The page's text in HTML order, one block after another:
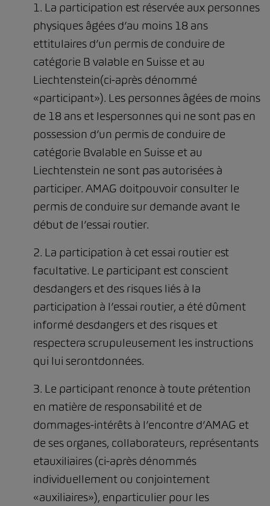
1. La participation est réservée aux personnes
physiques âgées d’au moins 18 ans
ettitulaires d’un permis de conduire de
catégorie B valable en Suisse et au
Liechtenstein(ci-après dénommé
«participant»). Les personnes âgées de moins
de 18 ans et lespersonnes qui ne sont pas en
possession d’un permis de conduire de
catégorie Bvalable en Suisse et au
Liechtenstein ne sont pas autorisées à
participer. AMAG doitpouvoir consulter le
permis de conduire sur demande avant le
début de l’essai routier.
2. La participation à cet essai routier est
facultative. Le participant est conscient
desdangers et des risques liés à la
participation à l’essai routier, a été dûment
informé desdangers et des risques et
respectera scrupuleusement les instructions
qui lui serontdonnées.
3. Le participant renonce à toute prétention
en matière de responsabilité et de
dommages-intérêts à l’encontre d’AMAG et
de ses organes, collaborateurs, représentants
etauxiliaires (ci-après dénommés
individuellement ou conjointement
«auxiliaires»), enparticulier pour les